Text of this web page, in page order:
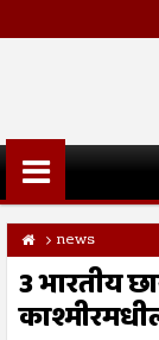
news
3 भारतीय